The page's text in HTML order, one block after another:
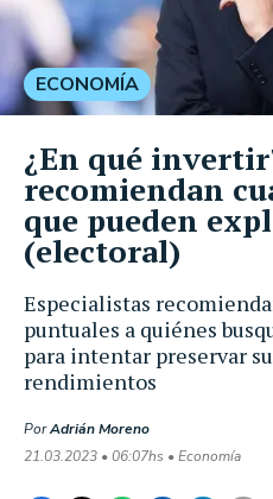
Especialistas
puntuales a quiénes
para intentar preservar
rendimientos
PorAdrián Moreno
21.03.2023 • 06:07hs • Economía
ECONOMÍA
¿En qué
recomiendan
que pueden
(electoral)